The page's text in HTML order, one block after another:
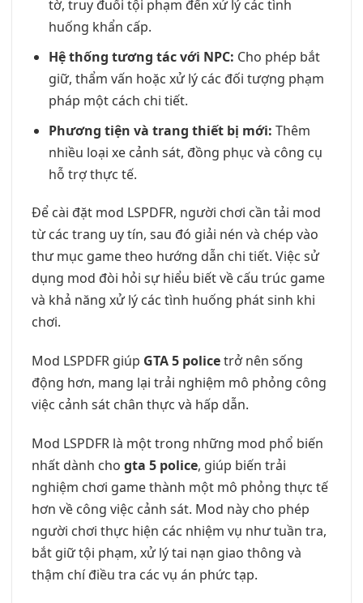
tờ, truy đuổi tội phạm đến xử lý các tình
huống khẩn cấp.
Hệ thống tương tác với NPC: Cho phép bắt
giữ, thẩm vấn hoặc xử lý các đối tượng phạm
pháp một cách chi tiết.
Phương tiện và trang thiết bị mới: Thêm
nhiều loại xe cảnh sát, đồng phục và công cụ
hỗ trợ thực tế.
Để cài đặt mod LSPDFR, người chơi cần tải mod
từ các trang uy tín, sau đó giải nén và chép vào
thư mục game theo hướng dẫn chi tiết. Việc sử
dụng mod đòi hỏi sự hiểu biết về cấu trúc game
và khả năng xử lý các tình huống phát sinh khi
chơi.
Mod LSPDFR giúp GTA 5 policetrở nên sống
động hơn, mang lại trải nghiệm mô phỏng công
việc cảnh sát chân thực và hấp dẫn.
Mod LSPDFR là một trong những mod phổ biến
nhất dành cho gta 5 police, giúp biến trải
nghiệm chơi game thành một mô phỏng thực tế
hơn về công việc cảnh sát. Mod này cho phép
người chơi thực hiện các nhiệm vụ như tuần tra,
bắt giữ tội phạm, xử lý tai nạn giao thông và
thậm chí điều tra các vụ án phức tạp.